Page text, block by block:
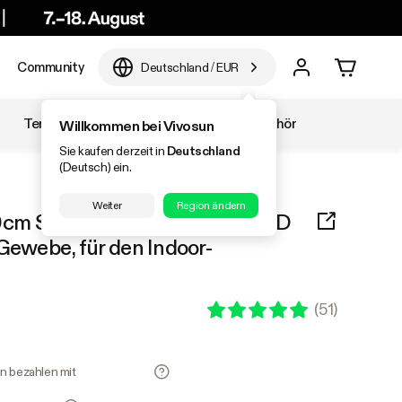
Community Deutschland/EUR
Willkommen bei Vivosun
Sie kaufen derzeit in Deutschland
(Deutsch) ein.
Weiter Region ändern
Temperatur & Luftfeuchtigkeit Zubehör
S276, für 1-2 Pflanzen, 600D
für den Indoor-
(51)
bezahlen mit